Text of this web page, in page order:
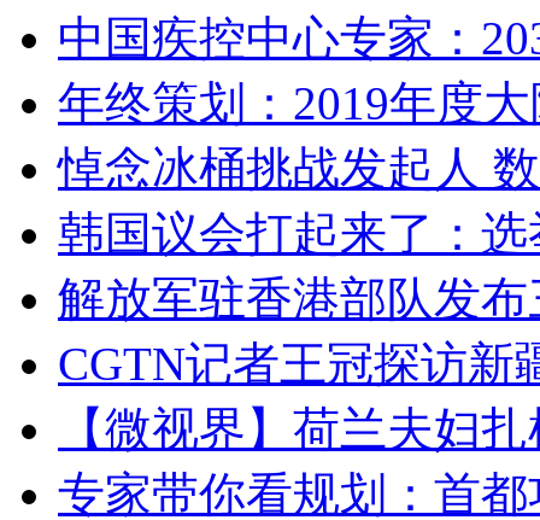
中国疾控中心专家：
年终策划：2019年度
悼念冰桶挑战发起人
韩国议会打起来了：
解放军驻香港部队发
CGTN记者王冠探访新
【微视界】荷兰夫妇
专家带你看规划：首